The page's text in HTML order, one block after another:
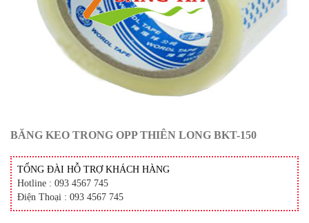
BĂNG KEO TRONG OPP THIÊN LONG BKT-150
TỔNG ĐÀI HỖ TRỢ KHÁCH HÀNG
Hotline : 093 4567 745
Điện Thoại : 093 4567 745